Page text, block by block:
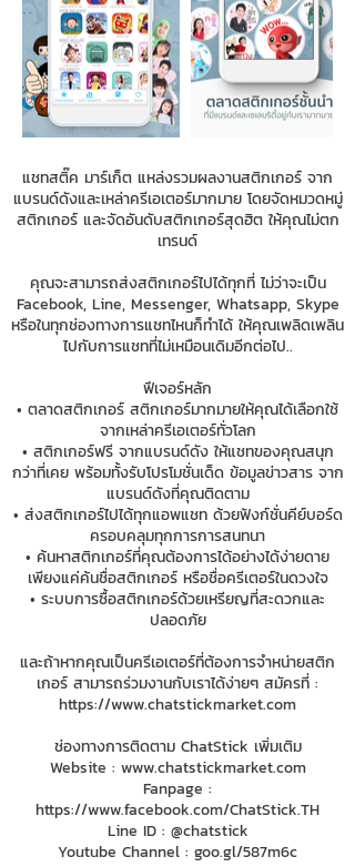
แชทสติ๊ค มาร์เก็ต แหล่งรวมผลงานสติกเกอร์ จาก
แบรนด์ดังและเหล่าครีเอเตอร์มากมาย โดยจัดหมวดหมู่
สติกเกอร์ และจัดอันดับสติกเกอร์สุดฮิต ให้คุณไม่ตก
เทรนด์
คุณจะสามารถส่งสติกเกอร์ไปได้ทุกที่ ไม่ว่าจะเป็น
Facebook, Line, Messenger, Whatsapp, Skype
หรือในทุกช่องทางการแชทไหนก็ทำได้ ให้คุณเพลิดเพลิน
ไปกับการแชทที่ไม่เหมือนเดิมอีกต่อไป..
ฟีเจอร์หลัก
• ตลาดสติกเกอร์ สติกเกอร์มากมายให้คุณได้เลือกใช้
จากเหล่าครีเอเตอร์ทั่วโลก
• สติกเกอร์ฟรี จากแบรนด์ดัง ให้แชทของคุณสนุก
กว่าที่เคย พร้อมทั้งรับโปรโมชั่นเด็ด ข้อมูลข่าวสาร จาก
แบรนด์ดังที่คุณติดตาม
• ส่งสติกเกอร์ไปได้ทุกแอพแชท ด้วยฟังก์ชั่นคีย์บอร์ด
ครอบคลุมทุกการการสนทนา
• ค้นหาสติกเกอร์ที่คุณต้องการได้อย่างได้ง่ายดาย
เพียงแค่ค้นชื่อสติกเกอร์ หรือชื่อครีเตอร์ในดวงใจ
• ระบบการซื้อสติกเกอร์ด้วยเหรียญที่สะดวกและ
ปลอดภัย
และถ้าหากคุณเป็นครีเอเตอร์ที่ต้องการจำหน่ายสติก
เกอร์ สามารถร่วมงานกับเราได้ง่ายๆ สมัครที่ :
https://www.chatstickmarket.com
ช่องทางการติดตาม ChatStick เพิ่มเติม
Website : www.chatstickmarket.com
Fanpage :
https://www.facebook.com/ChatStick.TH
Line ID : @chatstick
Youtube Channel : goo.gl/587m6c